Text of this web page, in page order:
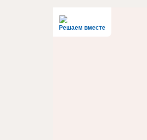
Решаем вместе